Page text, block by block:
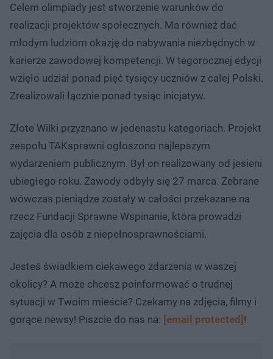
Celem olimpiady jest stworzenie warunków do
realizacji projektów społecznych. Ma również dać
młodym ludziom okazję do nabywania niezbędnych w
karierze zawodowej kompetencji. W tegorocznej edycji
wzięło udział ponad pięć tysięcy uczniów z całej Polski.
Zrealizowali łącznie ponad tysiąc inicjatyw.
Złote Wilki przyznano w jedenastu kategoriach. Projekt
zespołu TAKsprawni ogłoszono najlepszym
wydarzeniem publicznym. Był on realizowany od jesieni
ubiegłego roku. Zawody odbyły się 27 marca. Zebrane
wówczas pieniądze zostały w całości przekazane na
rzecz Fundacji Sprawne Wspinanie, która prowadzi
zajęcia dla osób z niepełnosprawnościami.
Jesteś świadkiem ciekawego zdarzenia w waszej
okolicy? A może chcesz poinformować o trudnej
sytuacji w Twoim mieście? Czekamy na zdjęcia, filmy i
gorące newsy! Piszcie do nas na: [email protected] !